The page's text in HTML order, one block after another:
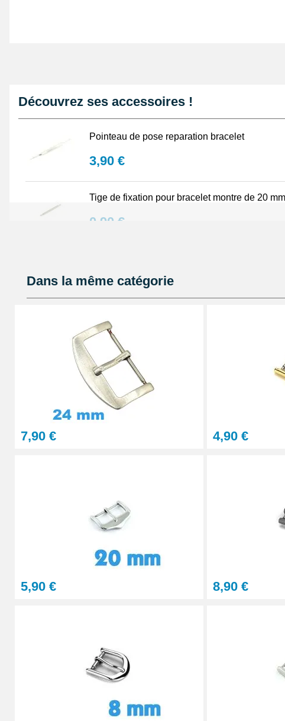
Découvrez ses accessoires !
Pointeau de pose reparation bracelet
3,90 €
Tige de fixation pour bracelet montre de 20
0,90 €
22,90 €
Petit pointeau de pose plastique réparation
2,90 €
Pointeau de pose professionnel démontage
5,90 €
Loupe grossissante 10X avec LED
Loupe grossissante 10X
6,90 €
Lot Outils Montre 12 pièces + Sacoche -
23,90 €
Pointeau de pose de précision réparation
4,90 €
Dans la même catégorie
7,90 € 4,90 €
5,90 € 8,90 €